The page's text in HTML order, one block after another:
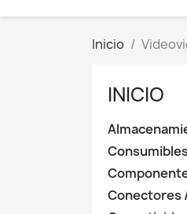
Inicio
INICIO
Conectores